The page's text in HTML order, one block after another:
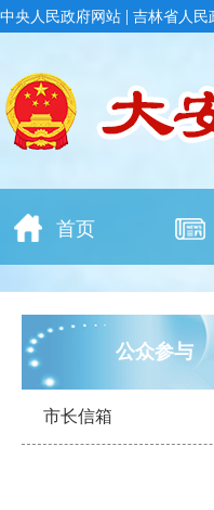
中央人民政府网站 | 吉林省人民
首页
公众参与
市长信箱